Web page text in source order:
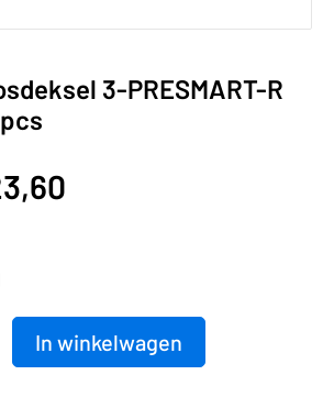
3-PRESMART-R
In winkelwagen